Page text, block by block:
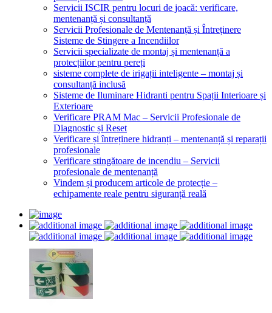
Servicii ISCIR pentru locuri de joacă: verificare,
mentenanță și consultanță
Servicii Profesionale de Mentenanță și Întreținere
Sisteme de Stingere a Incendiilor
Servicii specializate de montaj și mentenanță a
protecțiilor pentru pereți
sisteme complete de irigații inteligente – montaj și
consultanță inclusă
Sisteme de Iluminare Hidranti pentru Spații Interioare și
Exterioare
Verificare PRAM Mac – Servicii Profesionale de
Diagnostic și Reset
Verificare și întreținere hidranți – mentenanță și reparații
profesionale
Verificare stingătoare de incendiu – Servicii
profesionale de mentenanță
Vindem și producem articole de protecție –
echipamente reale pentru siguranță reală